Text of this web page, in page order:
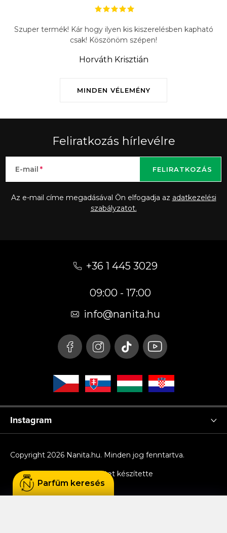
MINDEN VÉLEMÉNY
Szuper termék! Kár hogy ilyen kis kiszerelésben kapható
csak! Köszönöm szépen!
Horváth Krisztián
Feliratkozás hírlevélre
E-mail
Az e-mail címe megadásával Ön elfogadja az adatkezelési
szabályzatot.
FELIRATKOZÁS
+36 1 445 3029
09:00 - 17:00
info@nanita.hu
Instagram
Shoptet készítette
Copyright 2026 Nanita.hu. Minden jog fenntartva.
Parfüm keresés